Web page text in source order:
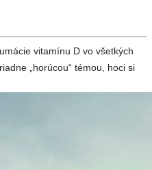
vitamínu D vo všetkých
„horúcou“ témou, hoci si